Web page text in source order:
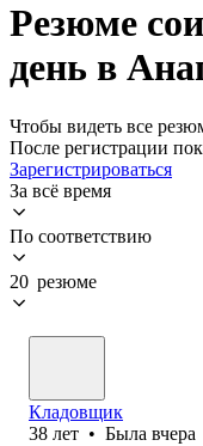
Резюме
день в
Чтобы видеть все
После регистрации
Зарегистрироваться
За всё время
По соответствию
20 резюме
Кладовщик
38 лет • Была вчера